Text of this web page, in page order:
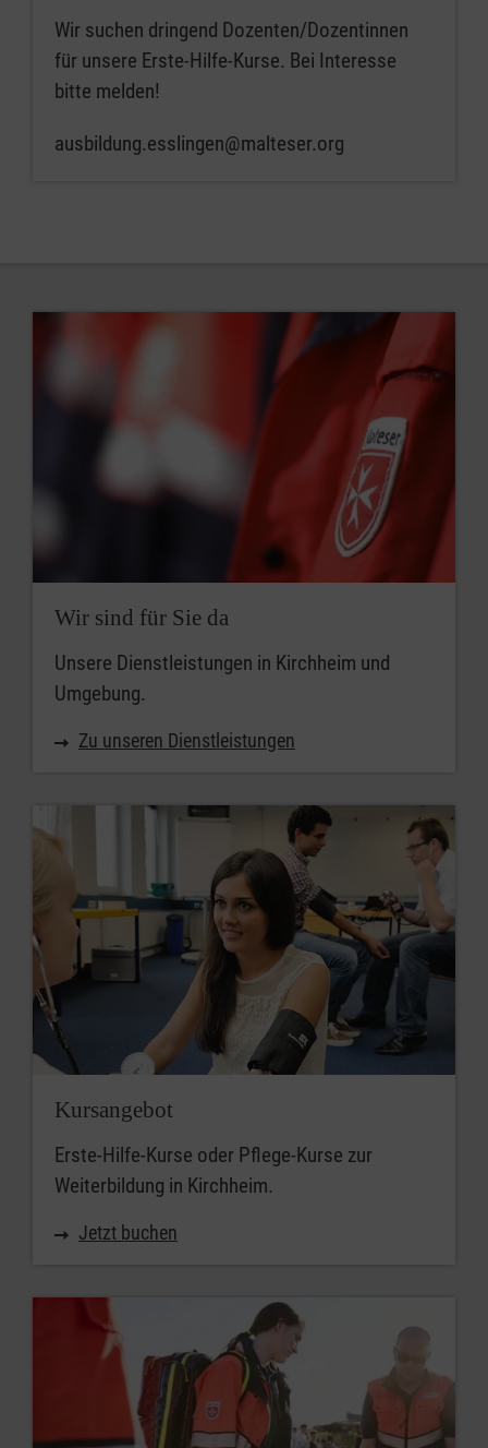
Wir suchen dringend Dozenten/Dozentinnen
für unsere Erste-Hilfe-Kurse. Bei Interesse
bitte melden!
ausbildung.esslingen@malteser.org
Wir sind für Sie da
Unsere Dienstleistungen in Kirchheim und
Umgebung.
Zu unseren Dienstleistungen
Kursangebot
Erste-Hilfe-Kurse oder Pflege-Kurse zur
Weiterbildung in Kirchheim.
Jetzt buchen